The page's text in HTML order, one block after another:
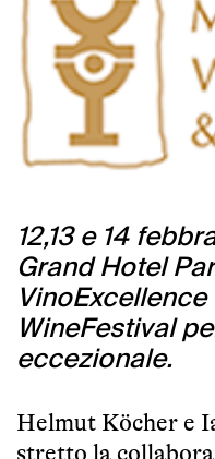
12,13 e 14
Grand Hotel
WineFestival
eccezionale.
Helmut Köcher e
stretto la